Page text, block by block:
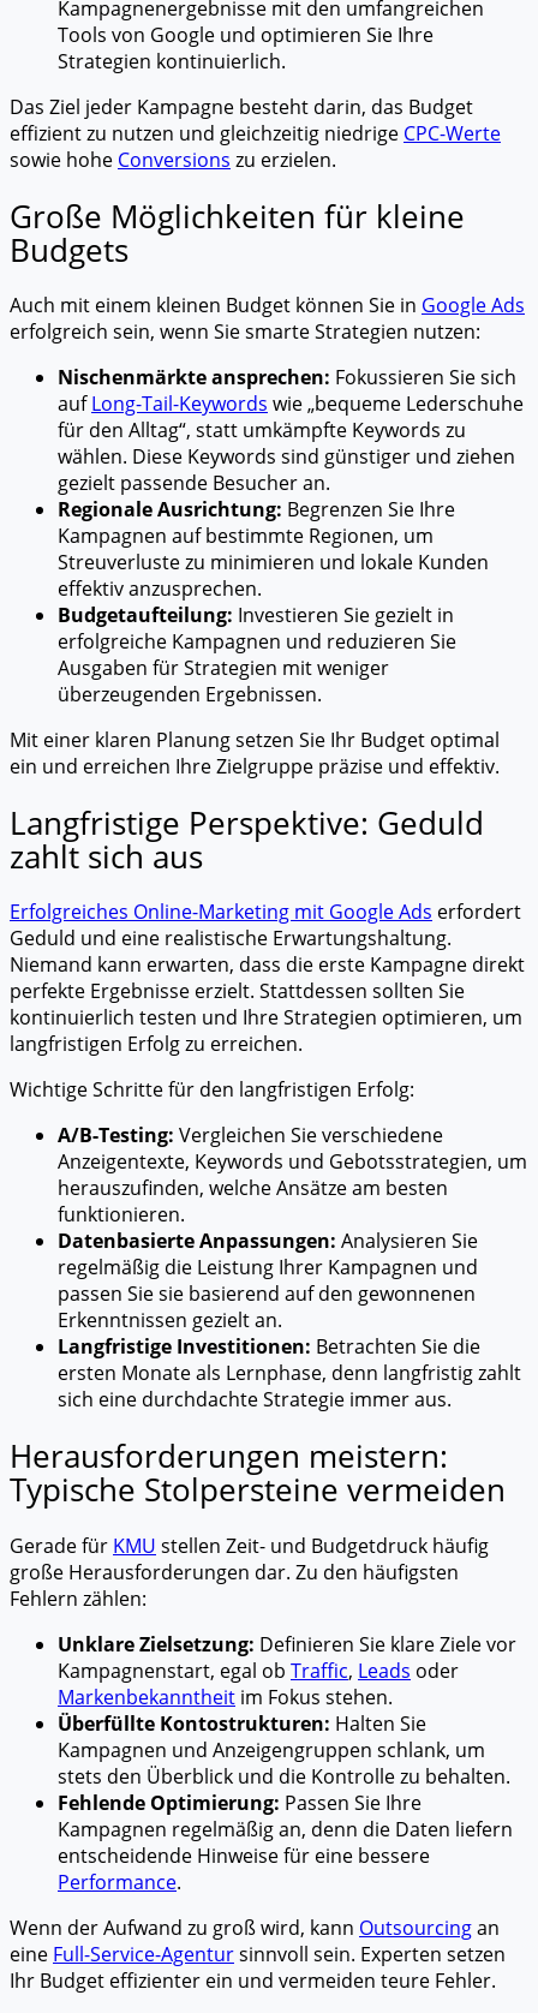
Kampagnenergebnisse mit den umfangreichen
Tools von Google und optimieren Sie Ihre
Strategien kontinuierlich.
Das Ziel jeder Kampagne besteht darin, das Budget
effizient zu nutzen und gleichzeitig niedrige CPC-Werte
sowie hohe Conversions zu erzielen.
Große Möglichkeiten für kleine
Budgets
Auch mit einem kleinen Budget können Sie in Google Ads
erfolgreich sein, wenn Sie smarte Strategien nutzen:
Nischenmärkte ansprechen: Fokussieren Sie sich
aufLong-Tail-Keywords wie „bequeme Lederschuhe
für den Alltag“, statt umkämpfte Keywords zu
wählen. Diese Keywords sind günstiger und ziehen
gezielt passende Besucher an.
Regionale Ausrichtung: Begrenzen Sie Ihre
Kampagnen auf bestimmte Regionen, um
Streuverluste zu minimieren und lokale Kunden
effektiv anzusprechen.
Budgetaufteilung: Investieren Sie gezielt in
erfolgreiche Kampagnen und reduzieren Sie
Ausgaben für Strategien mit weniger
überzeugenden Ergebnissen.
Mit einer klaren Planung setzen Sie Ihr Budget optimal
ein und erreichen Ihre Zielgruppe präzise und effektiv.
Langfristige Perspektive: Geduld
zahlt sich aus
Erfolgreiches Online-Marketing mit Google Ads erfordert
Geduld und eine realistische Erwartungshaltung.
Niemand kann erwarten, dass die erste Kampagne direkt
perfekte Ergebnisse erzielt. Stattdessen sollten Sie
kontinuierlich testen und Ihre Strategien optimieren, um
langfristigen Erfolg zu erreichen.
Wichtige Schritte für den langfristigen Erfolg:
A/B-Testing: Vergleichen Sie verschiedene
Anzeigentexte, Keywords und Gebotsstrategien, um
herauszufinden, welche Ansätze am besten
funktionieren.
Datenbasierte Anpassungen: Analysieren Sie
regelmäßig die Leistung Ihrer Kampagnen und
passen Sie sie basierend auf den gewonnenen
Erkenntnissen gezielt an.
Langfristige Investitionen: Betrachten Sie die
ersten Monate als Lernphase, denn langfristig zahlt
sich eine durchdachte Strategie immer aus.
Herausforderungen meistern:
Typische Stolpersteine vermeiden
Gerade für KMU stellen Zeit- und Budgetdruck häufig
große Herausforderungen dar. Zu den häufigsten
Fehlern zählen:
Unklare Zielsetzung: Definieren Sie klare Ziele vor
Kampagnenstart, egal ob Traffic, Leads oder
Markenbekanntheit im Fokus stehen.
Überfüllte Kontostrukturen: Halten Sie
Kampagnen und Anzeigengruppen schlank, um
stets den Überblick und die Kontrolle zu behalten.
Fehlende Optimierung: Passen Sie Ihre
Kampagnen regelmäßig an, denn die Daten liefern
entscheidende Hinweise für eine bessere
Performance.
Wenn der Aufwand zu groß wird, kann Outsourcingan
eine Full-Service-Agentursinnvoll sein. Experten setzen
Ihr Budget effizienter ein und vermeiden teure Fehler.